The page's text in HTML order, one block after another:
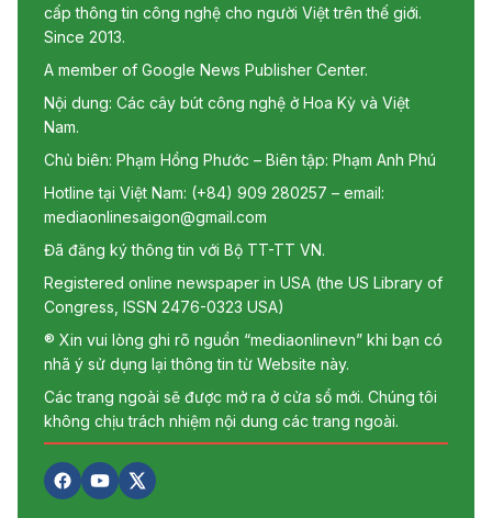
cấp thông tin công nghệ cho người Việt trên thế giới.
Since 2013.
A member of Google News Publisher Center.
Nội dung: Các cây bút công nghệ ở Hoa Kỳ và Việt
Nam.
Chủ biên: Phạm Hồng Phước – Biên tập: Phạm Anh Phú
Hotline tại Việt Nam: (+84) 909 280257 – email:
mediaonlinesaigon@gmail.com
Đã đăng ký thông tin với Bộ TT-TT VN.
Registered online newspaper in USA (the US Library of
Congress, ISSN 2476-0323 USA)
® Xin vui lòng ghi rõ nguồn “mediaonlinevn” khi bạn có
nhã ý sử dụng lại thông tin từ Website này.
Các trang ngoài sẽ được mở ra ở cửa sổ mới. Chúng tôi
không chịu trách nhiệm nội dung các trang ngoài.